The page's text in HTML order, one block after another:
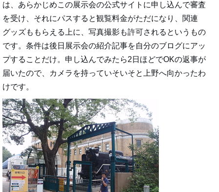
は、あらかじめこの展示会の公式サイトに申し込んで審査
を受け、それにパスすると観覧料金がただになり、関連
グッズももらえる上に、写真撮影も許可されるというもの
です。条件は後日展示会の紹介記事を自分のブログにアッ
プすることだけ。申し込んでみたら2日ほどでOKの返事が
届いたので、カメラを持っていそいそと上野へ向かったわ
けです。